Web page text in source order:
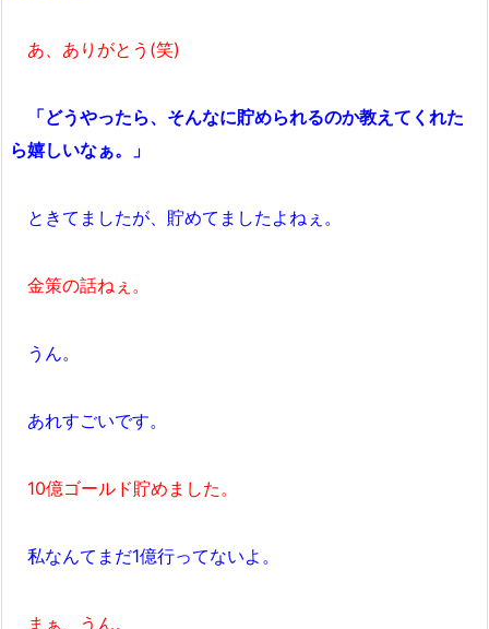
あ、ありがとう(笑)
「どうやったら、そんなに貯められるのか教えてくれた
ら嬉しいなぁ。」
ときてましたが、貯めてましたよねぇ。
金策の話ねぇ。
うん。
あれすごいです。
10億ゴールド貯めました。
私なんてまだ1億行ってないよ。
まぁ、うん。